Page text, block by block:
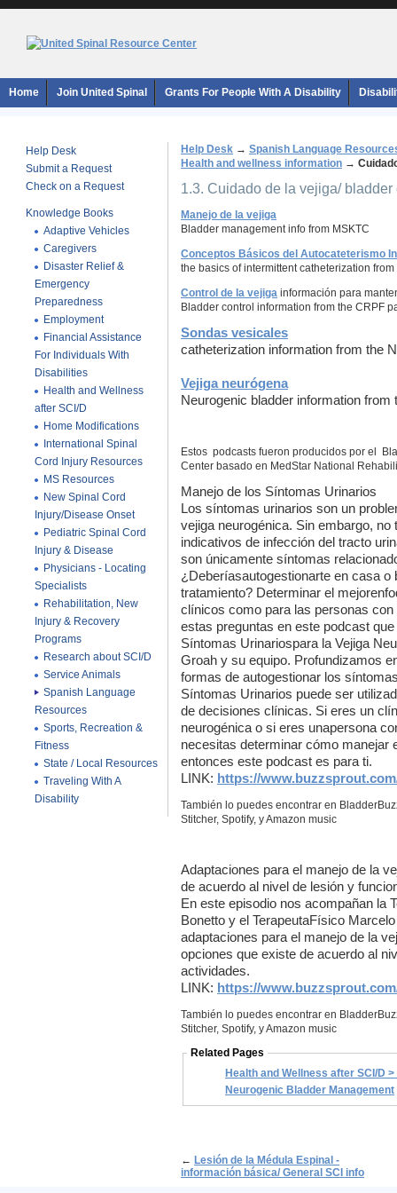
Home Join United Spinal Grants For People With A Disability
Help Desk
Submit a Request
Check on a Request
Knowledge Books
Adaptive Vehicles
Caregivers
Disaster Relief &
Emergency
Preparedness
Employment
Financial Assistance
For Individuals With
Disabilities
Health and Wellness
after SCI/D
Home Modifications
International Spinal
Cord Injury Resources
MS Resources
New Spinal Cord
Injury/Disease Onset
Pediatric Spinal Cord
Injury & Disease
Physicians - Locating
Specialists
Rehabilitation, New
Injury & Recovery
Programs
Research about SCI/D
Service Animals
Spanish Language
Resources
Sports, Recreation &
Fitness
State / Local Resources
Traveling With A
Disability
Help Desk → Spanish Language
Health and wellness information →
1.3. Cuidado de la vejiga/ bladder
Manejo de la vejiga
Bladder management info from MSKTC
Conceptos Básicos del Autocateterismo
the basics of intermittent catheterization
Control de la vejiga información para
Bladder control information from the CRPF
Sondas vesicales
catheterization information from the
Vejiga neurógena
Neurogenic bladder information
Estos podcasts fueron producidos por el
Center basado en MedStar National
Manejo de los Síntomas Urinarios
Los síntomas urinarios son un
vejiga neurogénica. Sin embargo,
indicativos de infección del tracto
son únicamente síntomas
¿Deberíasautogestionarte en casa
tratamiento? Determinar el
clínicos como para las personas
estas preguntas en este podcast
Síntomas Urinariospara la Vejiga
Groah y su equipo. Profundizamos
formas de autogestionar los
Síntomas Urinarios puede ser
de decisiones clínicas. Si eres un
neurogénica o si eres unapersona
necesitas determinar cómo
entonces este podcast es para ti.
LINK: https://
También lo puedes encontrar en
Stitcher, Spotify, y Amazon music
Adaptaciones para el manejo de la
de acuerdo al nivel de lesión y
En este episodio nos acompañan la
Bonetto y el TerapeutaFísico
adaptaciones para el manejo de la
opciones que existe de acuerdo al
actividades.
LINK: https://
También lo puedes encontrar en
Stitcher, Spotify, y Amazon music
Related Pages
Health and Wellness after SCI/D > Health and Wellness by sub-topic >
Neurogenic Bladder Management
← Lesión de la Médula Espinal -
información básica/ General SCI info